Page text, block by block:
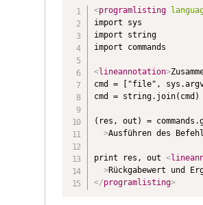
<programlisting
import sys
import string
import commands
<lineannotation>
cmd = ["file",
cmd = string.join(cmd)
(res, out) =
>Ausführen des
print res, out <
>Rückgabewert und
</programlisting>